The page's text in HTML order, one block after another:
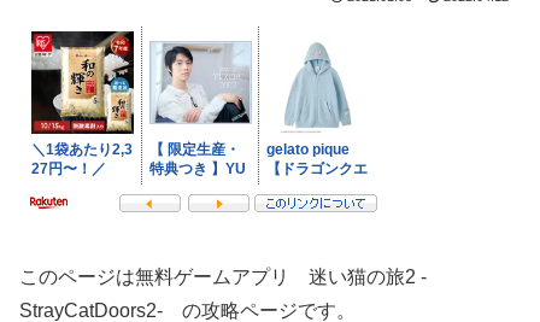
このページは無料ゲームアプリ 迷い猫の旅2 -
StrayCatDoors2- の攻略ページです。